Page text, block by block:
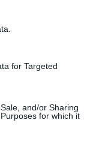
for Targeted
and/or Sharing
for which it
της υγεία/
στις
Ειδικά
οι
Μην
του
δικαιώματα
“άνθρωποι με